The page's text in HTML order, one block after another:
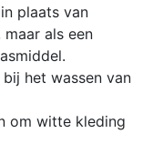
plaats van
als een
het wassen van
om witte kleding